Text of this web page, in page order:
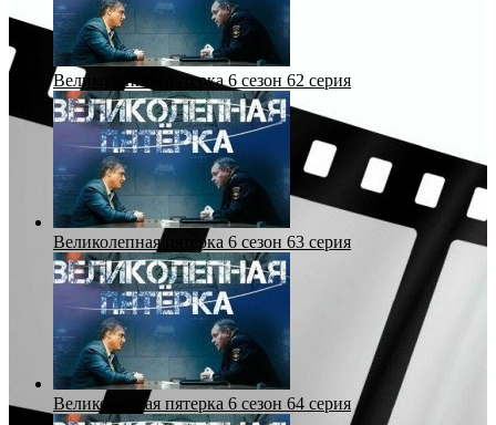
Великолепная пятерка 6 сезон 62 серия
Великолепная пятерка 6 сезон 63 серия
Великолепная пятерка 6 сезон 64 серия